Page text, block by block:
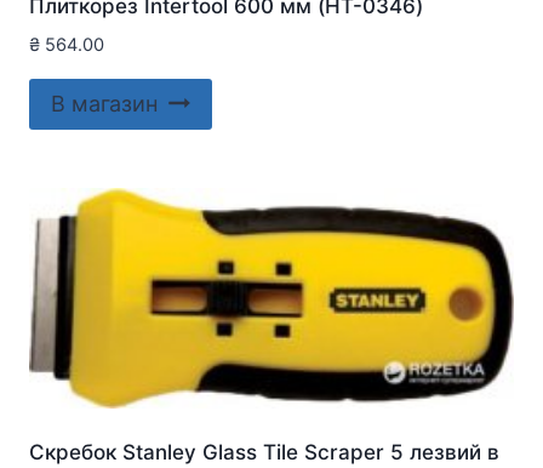
Плиткорез Intertool 600 мм (HT-0346)
₴ 564.00
В магазин
Скребок Stanley Glass Tile Scraper 5 лезвий в